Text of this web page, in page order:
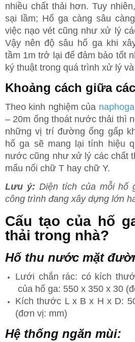
nhiều chất thải hơn. Tuy
sại lầm; Hố ga càng sâu
việc nạo vét cũng như xử lý
Vậy nên độ sâu hố ga khi
tầm 1m trở lại để đảm bảo tốt
ký thuật trong quá trình xử lý
Khoảng cách giữa
Theo kinh nghiệm của
– 20m ống thoát nước thải thì
những vị trí đường ống gấp
hố ga sẽ mang lại tính hiệu
nước cũng như xử lý các chất
mấu nối chữ T hay chữ Y.
Lưu ý: Diện tích của mỗi hố
công trình đang xây dựng lớn
Cấu tạo của hố
thải trong nhà?
Hố thu nước mặt
Lưới chắn rác: có kích
của hố ga: 550 x 350 x 30
Kích thước L x B x H x D:
(đơn vị: mm)
Hệ thống ngăn mùi: